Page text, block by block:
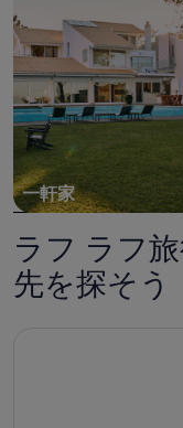
一軒家
ラフ ラフ
先を探そう
ラフラフのウォー